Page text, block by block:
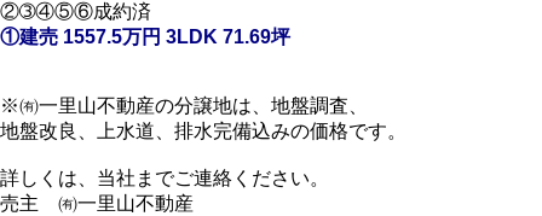
②➂④⑤⑥成約済
①建売 1557.5万円 3LDK 71.69坪
※㈲一里山不動産の分譲地は、地盤調査、
地盤改良、上水道、排水完備込みの価格です。
詳しくは、当社までご連絡ください。
売主 ㈲一里山不動産